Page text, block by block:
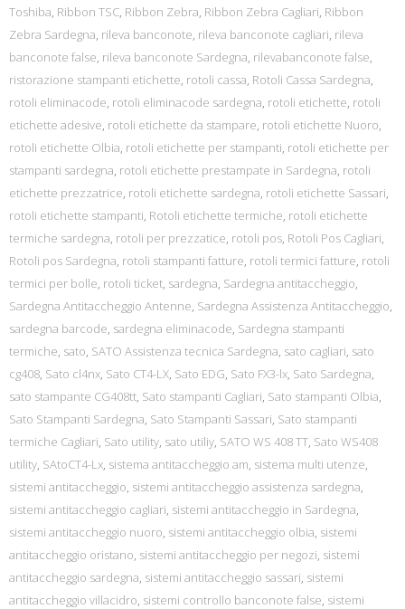
Toshiba, Ribbon TSC, Ribbon Zebra, Ribbon Zebra Cagliari, Ribbon
Zebra Sardegna, rileva banconote, rileva banconote cagliari, rileva
banconote false, rileva banconote Sardegna, rilevabanconote false,
ristorazione stampanti etichette, rotoli cassa, Rotoli Cassa Sardegna,
rotoli eliminacode, rotoli eliminacode sardegna, rotoli etichette, rotoli
etichette adesive, rotoli etichette da stampare, rotoli etichette Nuoro,
rotoli etichette Olbia, rotoli etichette per stampanti, rotoli etichette per
stampanti sardegna, rotoli etichette prestampate in Sardegna, rotoli
etichette prezzatrice, rotoli etichette sardegna, rotoli etichette Sassari,
rotoli etichette stampanti, Rotoli etichette termiche, rotoli etichette
termiche sardegna, rotoli per prezzatice, rotoli pos, Rotoli Pos Cagliari,
Rotoli pos Sardegna, rotoli stampanti fatture, rotoli termici fatture, rotoli
termici per bolle, rotoli ticket, sardegna, Sardegna antitaccheggio,
Sardegna Antitaccheggio Antenne, Sardegna Assistenza Antitaccheggio,
sardegna barcode, sardegna eliminacode, Sardegna stampanti
termiche, sato, SATO Assistenza tecnica Sardegna, sato cagliari, sato
cg408, Sato cl4nx, Sato CT4-LX, Sato EDG, Sato FX3-lx, Sato Sardegna,
sato stampante CG408tt, Sato stampanti Cagliari, Sato stampanti Olbia,
Sato Stampanti Sardegna, Sato Stampanti Sassari, Sato stampanti
termiche Cagliari, Sato utility, sato utiliy, SATO WS 408 TT, Sato WS408
utility, SAtoCT4-Lx, sistema antitaccheggio am, sistema multi utenze,
sistemi antitaccheggio, sistemi antitaccheggio assistenza sardegna,
sistemi antitaccheggio cagliari, sistemi antitaccheggio in Sardegna,
sistemi antitaccheggio nuoro, sistemi antitaccheggio olbia, sistemi
antitaccheggio oristano, sistemi antitaccheggio per negozi, sistemi
antitaccheggio sardegna, sistemi antitaccheggio sassari, sistemi
antitaccheggio villacidro, sistemi controllo banconote false, sistemi